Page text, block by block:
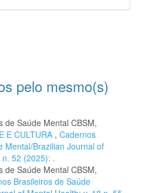
pelo mesmo(s)
de Saúde Mental CBSM,
E CULTURA , Cadernos
Mental/Brazilian Journal of
52 (2025): .
de Saúde Mental CBSM,
Brasileiros de Saúde